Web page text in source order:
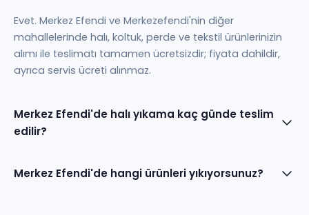
Evet. Merkez Efendi ve Merkezefendi'nin diğer
mahallelerinde halı, koltuk, perde ve tekstil ürünlerinizin
alımı ile teslimatı tamamen ücretsizdir; fiyata dahildir,
ayrıca servis ücreti alınmaz.
Merkez Efendi'de halı yıkama kaç günde teslim
edilir?
Merkez Efendi'de hangi ürünleri yıkıyorsunuz?